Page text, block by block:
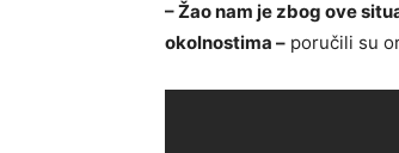
– Žao nam je zbog ove
okolnostima – poručili su